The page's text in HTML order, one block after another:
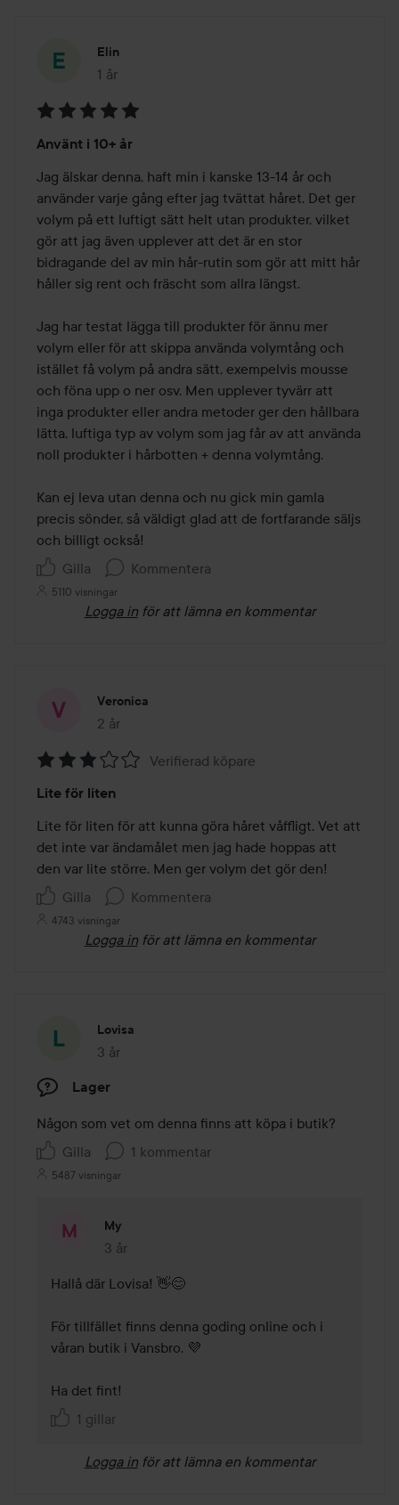
Elin
1 år
Inlägget skapades 1 år
5
av
5
Använt i 10+ år
Jag älskar denna, haft min i kanske 13-14 år och
använder varje gång efter jag tvättat håret. Det ger
volym på ett luftigt sätt helt utan produkter, vilket
gör att jag även upplever att det är en stor
bidragande del av min hår-rutin som gör att mitt hår
håller sig rent och fräscht som allra längst.
Jag har testat lägga till produkter för ännu mer
volym eller för att skippa använda volymtång och
istället få volym på andra sätt, exempelvis mousse
och föna upp o ner osv. Men upplever tyvärr att
inga produkter eller andra metoder ger den hållbara
lätta, luftiga typ av volym som jag får av att använda
noll produkter i hårbotten + denna volymtång.
Kan ej leva utan denna och nu gick min gamla
precis sönder, så väldigt glad att de fortfarande säljs
och billigt också!
Gilla
Kommentera
5110 visningar
Logga in för att lämna en kommentar
Veronica
2 år
Inlägget skapades 2 år
3
av
5
Verifierad köpare
Lite för liten
Lite för liten för att kunna göra håret våffligt. Vet att
det inte var ändamålet men jag hade hoppas att
den var lite större. Men ger volym det gör den!
Gilla
Kommentera
4743 visningar
Logga in för att lämna en kommentar
Lovisa
3 år
Inlägget skapades 3 år
Lager
Någon som vet om denna finns att köpa i butik?
Gilla
1 kommentar
5487 visningar
My
3 år
Kommentaren lades 3 år
Hallå där Lovisa! 👋😊
För tillfället finns denna goding online och i
våran butik i Vansbro. 💜
Ha det fint!
1 gillar
Logga in för att lämna en kommentar